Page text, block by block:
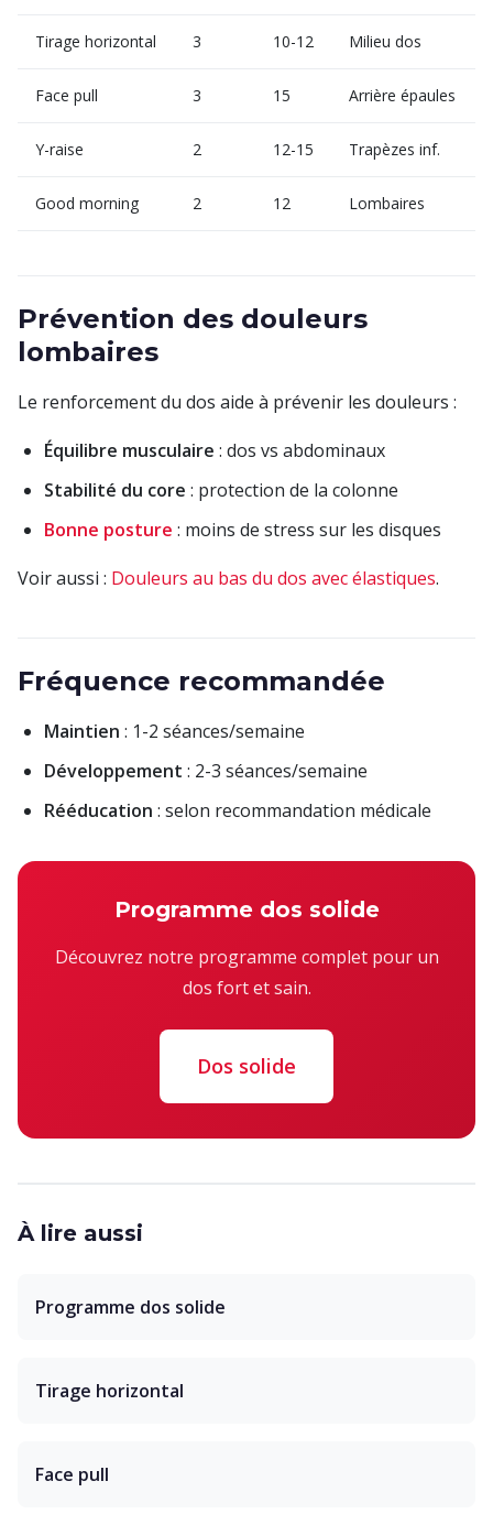
Tirage horizontal 3 10-12 Milieu dos
Face pull 3 15 Arrière épaules
Y-raise 2 12-15 Trapèzes inf.
Good morning 2 12 Lombaires
Prévention des douleurs
lombaires
Le renforcement du dos aide à prévenir les douleurs :
Équilibre musculaire : dos vs abdominaux
Stabilité du core : protection de la colonne
Bonne posture : moins de stress sur les disques
Voir aussi : Douleurs au bas du dos avec élastiques.
Fréquence recommandée
Maintien : 1-2 séances/semaine
Développement : 2-3 séances/semaine
Rééducation : selon recommandation médicale
Programme dos solide
Découvrez notre programme complet pour un
dos fort et sain.
Dos solide
À lire aussi
Programme dos solide
Tirage horizontal
Face pull